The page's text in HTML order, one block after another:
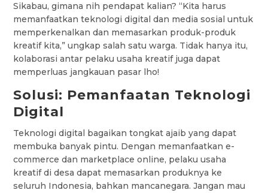
Sikabau, gimana nih pendapat kalian? “Kita harus
memanfaatkan teknologi digital dan media sosial untuk
memperkenalkan dan memasarkan produk-produk
kreatif kita,” ungkap salah satu warga. Tidak hanya itu,
kolaborasi antar pelaku usaha kreatif juga dapat
memperluas jangkauan pasar lho!
Solusi: Pemanfaatan Teknologi
Digital
Teknologi digital bagaikan tongkat ajaib yang dapat
membuka banyak pintu. Dengan memanfaatkan e-
commerce dan marketplace online, pelaku usaha
kreatif di desa dapat memasarkan produknya ke
seluruh Indonesia, bahkan mancanegara. Jangan mau